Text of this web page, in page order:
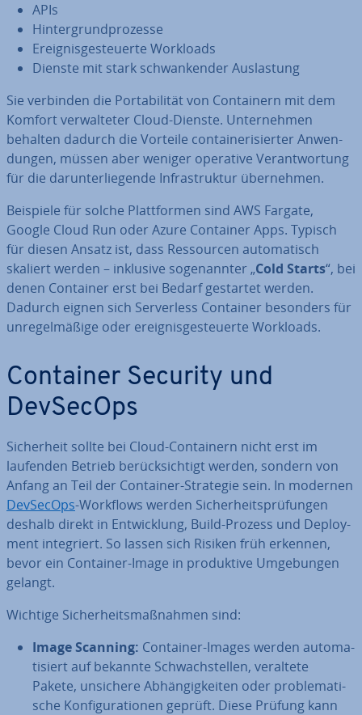
APIs
Hin­ter­grund­pro­zes­se
Er­eig­nis­ge­steu­er­te Workloads
Dienste mit stark schwan­ken­der Aus­las­tung
Sie verbinden die Por­ta­bi­li­tät von Con­tai­nern mit dem
Komfort ver­wal­te­ter Cloud-Dienste. Un­ter­neh­men
behalten dadurch die Vorteile con­tai­ne­ri­sier­ter An­wen­
dun­gen, müssen aber weniger operative Ver­ant­wor­tung
für die dar­un­ter­lie­gen­de In­fra­struk­tur über­neh­men.
Beispiele für solche Platt­for­men sind AWS Fargate,
Google Cloud Run oder Azure Container Apps. Typisch
für diesen Ansatz ist, dass Res­sour­cen au­to­ma­tisch
skaliert werden – inklusive so­ge­nann­ter „Cold Starts“, bei
denen Container erst bei Bedarf gestartet werden.
Dadurch eignen sich Ser­ver­less Container besonders für
un­re­gel­mä­ßi­ge oder er­eig­nis­ge­steu­er­te Workloads.
Container Security und
DevSecOps
Si­cher­heit sollte bei Cloud-Con­tai­nern nicht erst im
laufenden Betrieb be­rück­sich­tigt werden, sondern von
Anfang an Teil der Container-Strategie sein. In modernen
DevSecOps-Workflows werden Si­cher­heits­prü­fun­gen
deshalb direkt in Ent­wick­lung, Build-Prozess und De­ploy­
ment in­te­griert. So lassen sich Risiken früh erkennen,
bevor ein Container-Image in pro­duk­ti­ve Um­ge­bun­gen
gelangt.
Wichtige Si­cher­heits­maß­nah­men sind:
Image Scanning: Container-Images werden au­to­ma­
ti­siert auf bekannte Schwach­stel­len, veraltete
Pakete, unsichere Ab­hän­gig­kei­ten oder pro­ble­ma­ti­
sche Kon­fi­gu­ra­tio­nen geprüft. Diese Prüfung kann